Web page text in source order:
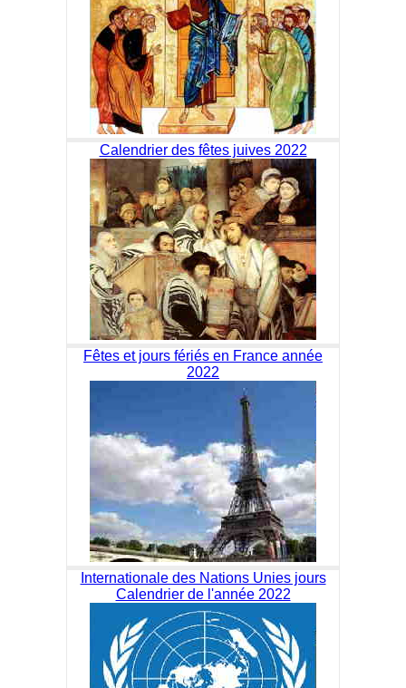
Calendrier des fêtes juives 2022
Fêtes et jours fériés en France année
2022
Internationale des Nations Unies jours
Calendrier de l'année 2022